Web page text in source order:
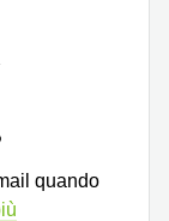
quando